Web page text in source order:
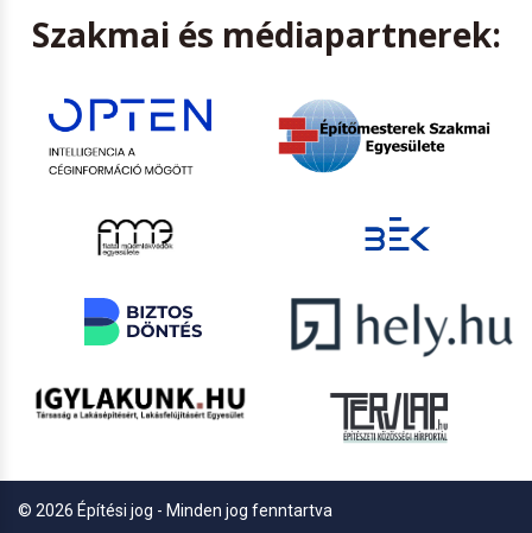
Szakmai és médiapartnerek:
© 2026 Építési jog - Minden jog fenntartva